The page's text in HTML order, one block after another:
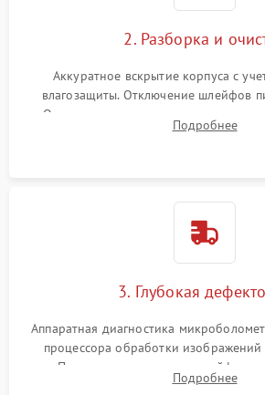
2. Разборка и
Аккуратное вскрытие корпуса с
влагозащиты. Отключение шлейфов
Очистка внутренних плат от окислов
обработка германиевого объектива
Подробнее
3. Глубокая
Аппаратная диагностика
процессора обработки
Проверка целостности шлейфов,
интерфейсов связи. Выявление
Подробнее